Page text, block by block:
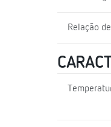
Relação